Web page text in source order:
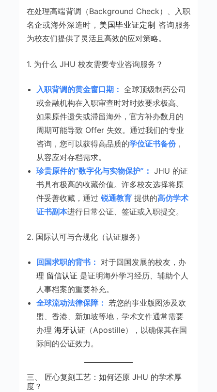
在处理高端背调（Background Check）、入职
名企或海外深造时， 美国毕业证定制 咨询服务
为校友们提供了灵活且高效的应对策略。
1. 为什么 JHU 校友需要专业咨询服务？
入职背调的黄金窗口期： 全球顶级制药公司
或金融机构在入职审查时对时效要求极高。
如果原件遗失或滞留海外，官方补办数月的
周期可能导致 Offer 失效。通过我们的专业
咨询，您可以获得高品质的学位证书备份，
从容应对存档需求。
珍贵原件的“数字化与实物保护”： JHU 的证
书具有极高的收藏价值。许多校友选择将原
件妥善收藏，通过 锐通教育提供的高仿学术
证书副本进行日常公证、签证或入职提交。
2. 国际认可与合规化（认证服务）
回国求职的背书： 对于回国发展的校友，办
理 留信认证 是证明海外学习经历、辅助个人
人事档案的重要补充。
全球流动法律保障： 若您的事业版图涉及欧
盟、香港、新加坡等地，学术文件通常需要
办理 海牙认证 （Apostille），以确保其在国
际间的公证效力。
三、 匠心复刻工艺：如何还原 JHU 的学术厚
度？